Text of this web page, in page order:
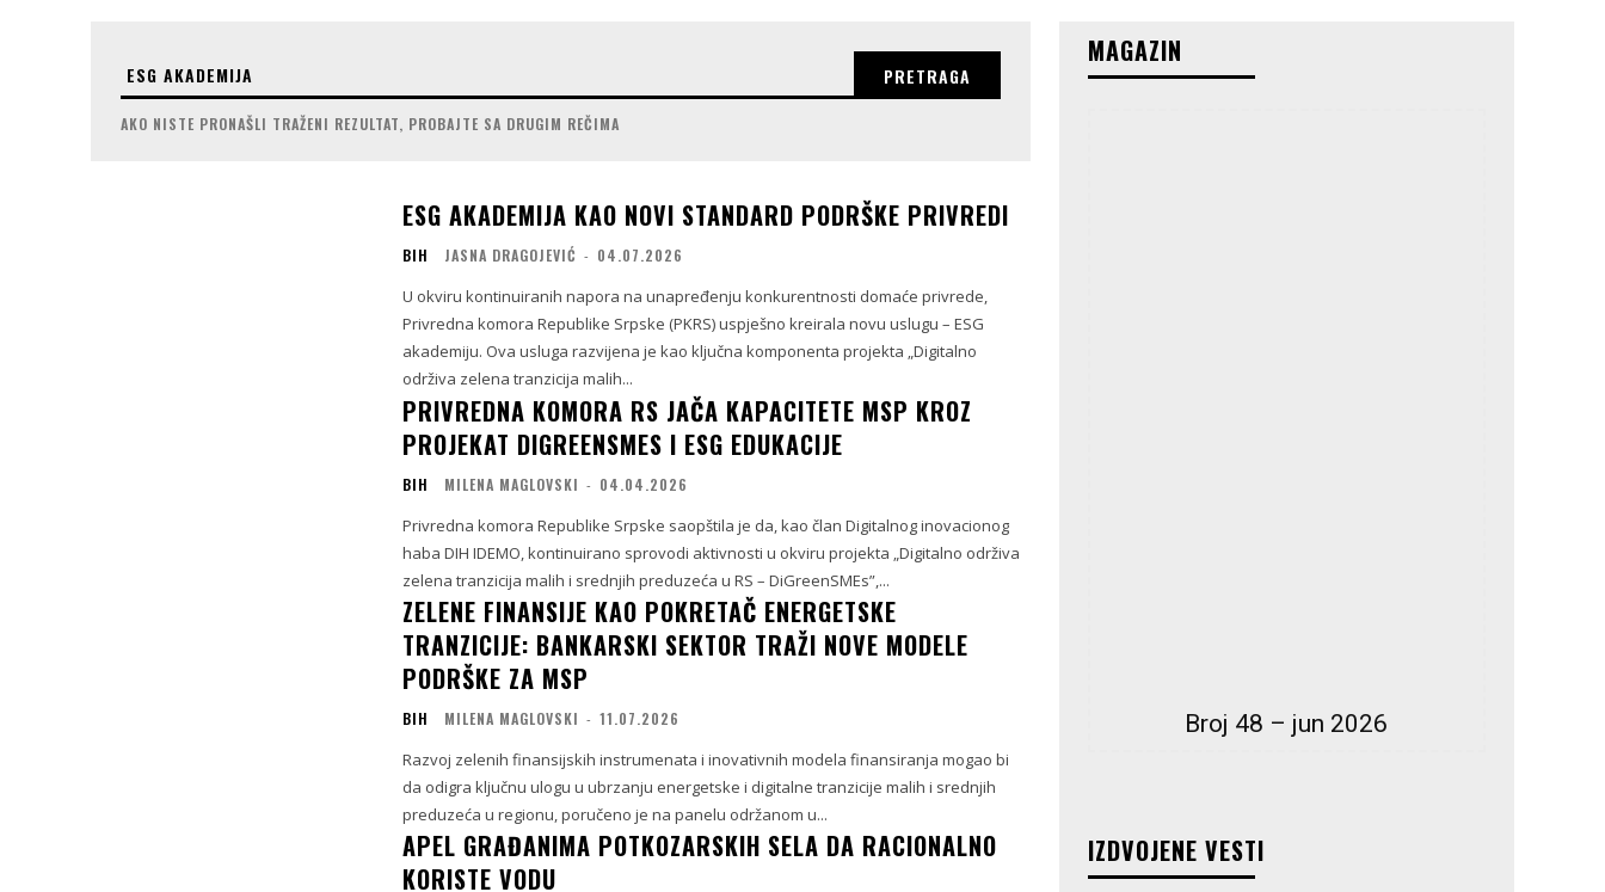
PRETRAGA
AKO NISTE PRONAŠLI TRAŽENI REZULTAT, PROBAJTE SA DRUGIM REČIMA
ESG AKADEMIJA KAO NOVI STANDARD PODRŠKE PRIVREDI
BIH JASNA DRAGOJEVIĆ - 04.07.2026
U okviru kontinuiranih napora na unapređenju konkurentnosti domaće privrede,
Privredna komora Republike Srpske (PKRS) uspješno kreirala novu uslugu – ESG
akademiju. Ova usluga razvijena je kao ključna komponenta projekta „Digitalno
održiva zelena tranzicija malih...
PRIVREDNA KOMORA RS JAČA KAPACITETE MSP KROZ
PROJEKAT DIGREENSMES I ESG EDUKACIJE
BIH MILENA MAGLOVSKI - 04.04.2026
Privredna komora Republike Srpske saopštila je da, kao član Digitalnog inovacionog
haba DIH IDEMO, kontinuirano sprovodi aktivnosti u okviru projekta „Digitalno održiva
zelena tranzicija malih i srednjih preduzeća u RS – DiGreenSMEs”,...
ZELENE FINANSIJE KAO POKRETAČ ENERGETSKE
TRANZICIJE: BANKARSKI SEKTOR TRAŽI NOVE MODELE
PODRŠKE ZA MSP
BIH MILENA MAGLOVSKI - 11.07.2026
Razvoj zelenih finansijskih instrumenata i inovativnih modela finansiranja mogao bi
da odigra ključnu ulogu u ubrzanju energetske i digitalne tranzicije malih i srednjih
preduzeća u regionu, poručeno je na panelu održanom u...
APEL GRAĐANIMA POTKOZARSKIH SELA DA RACIONALNO
KORISTE VODU
MAGAZIN
Broj 48 – jun 2026
IZDVOJENE VESTI